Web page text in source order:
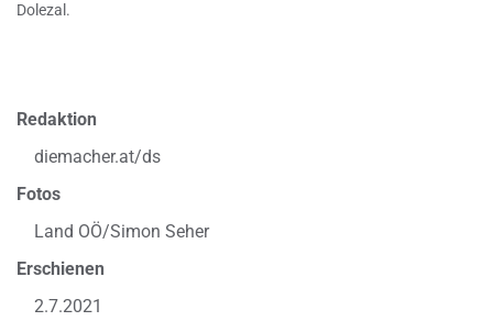
Dolezal.
Redaktion
diemacher.at/ds
Fotos
Land OÖ/Simon Seher
Erschienen
2.7.2021